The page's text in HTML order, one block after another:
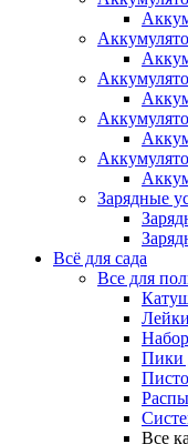
Зарядные
Всё для сада
Все для
Пики
Все